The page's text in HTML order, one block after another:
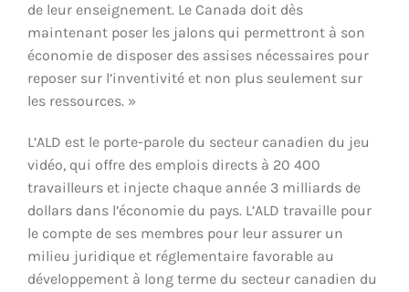
de leur enseignement. Le Canada doit dès
maintenant poser les jalons qui permettront à son
économie de disposer des assises nécessaires pour
reposer sur l’inventivité et non plus seulement sur
les ressources. »
L’ALD est le porte-parole du secteur canadien du jeu
vidéo, qui offre des emplois directs à 20 400
travailleurs et injecte chaque année 3 milliards de
dollars dans l’économie du pays. L’ALD travaille pour
le compte de ses membres pour leur assurer un
milieu juridique et réglementaire favorable au
développement à long terme du secteur canadien du